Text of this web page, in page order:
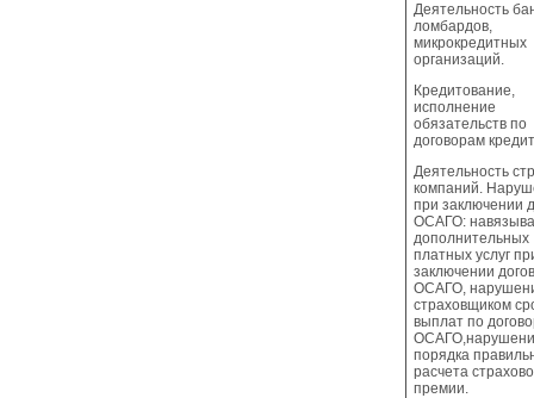
Деятельность
ломбардов,
микрокредитных
организаций.
Кредитование,
исполнение
обязательств по
договорам
Деятельность
компаний.
при заключении
ОСАГО:
дополнительных
платных услуг
заключении
ОСАГО,
страховщиком
выплат по
порядка
расчета
премии.